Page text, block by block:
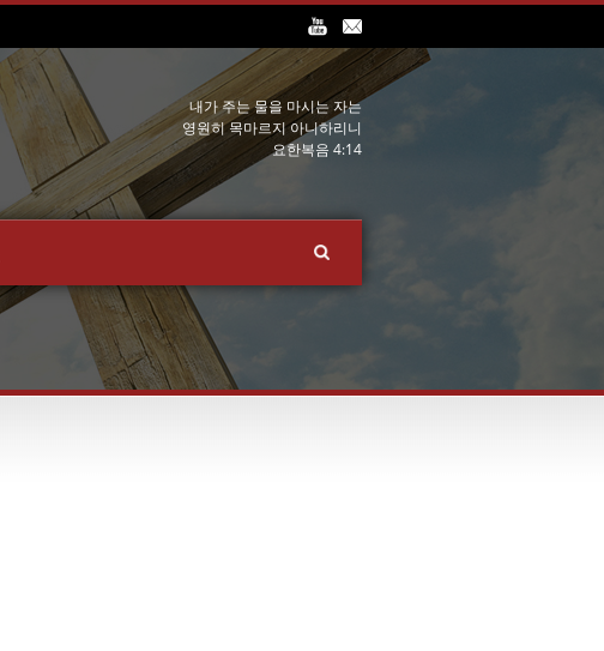
내가 주는 물을 마시는 자는
영원히 목마르지 아니하리니
요한복음 4:14